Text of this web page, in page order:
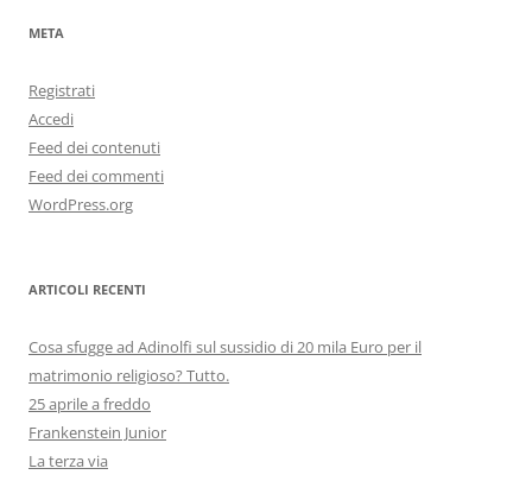
META
Registrati
Accedi
Feed dei contenuti
Feed dei commenti
WordPress.org
ARTICOLI RECENTI
Cosa sfugge ad Adinolfi sul sussidio di 20 mila Euro per il
matrimonio religioso? Tutto.
25 aprile a freddo
Frankenstein Junior
La terza via